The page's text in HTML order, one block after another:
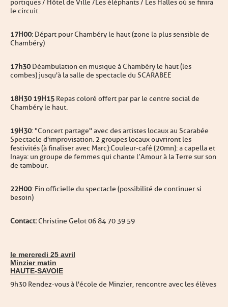
portiques / Hôtel de Ville /Les éléphants / Les Halles où se finira
le circuit.
17H00: Départ pour Chambéry le haut (zone la plus sensible de
Chambéry)
17h30Déambulation en musique à Chambéry le haut (les
combes) jusqu'à la salle de spectacle du SCARABEE
18H30 19H15 Repas coloré offert par par le centre social de
Chambéry le haut.
19H30: "Concert partage" avec des artistes locaux au Scarabée
Spectacle d'improvisation. 2 groupes locaux ouvriront les
festivités (à finaliser avec Marc) :Couleur-café (20mn) : a capella et
Inaya : un groupe de femmes qui chante l’Amour à la Terre sur son
de tambour.
22H00: Fin officielle du spectacle (possibilité de continuer si
besoin)
Contact:Christine Gelot 06 84 70 39 59
le mercredi 25 avril
Minzier matin
HAUTE-SAVOIE
9h30 Rendez-vous à l'école de Minzier, rencontre avec les élèves